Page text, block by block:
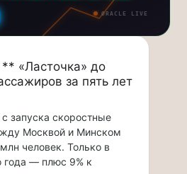
ORACLE LIVE
** «Ласточка» до
за пять лет
запуска скоростные
Москвой и Минском
человек. Только в
года — плюс 9% к